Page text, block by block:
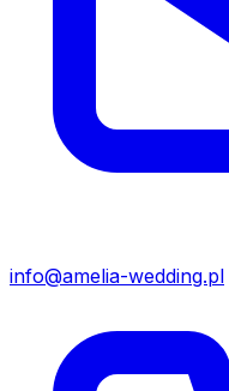
info@amelia-wedding.pl